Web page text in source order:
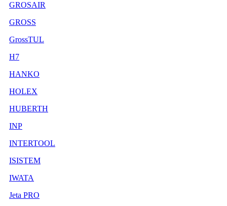
GROSAIR
GROSS
GrossTUL
H7
HANKO
HOLEX
HUBERTH
INP
INTERTOOL
ISISTEM
IWATA
Jeta PRO